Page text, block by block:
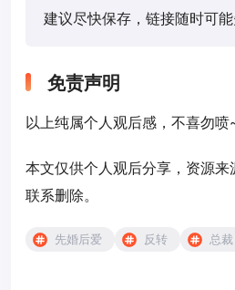
建议尽快保存，链接随时可能
免责声明
以上纯属个人观后感，不喜勿喷
本文仅供个人观后分享，资源
联系删除。
先婚后爱 反转 总裁